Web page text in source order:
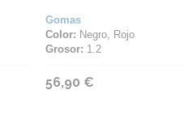
Gomas
Color: Negro, Rojo
Grosor: 1.2
56,90 €